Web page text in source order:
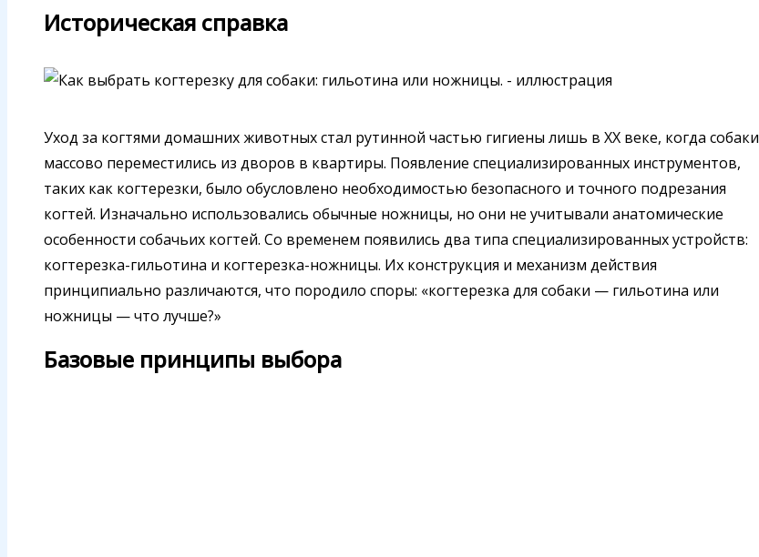
Историческая справка
Уход за когтями домашних животных стал рутинной частью гигиены лишь в XX веке, когда собаки
массово переместились из дворов в квартиры. Появление специализированных инструментов,
таких как когтерезки, было обусловлено необходимостью безопасного и точного подрезания
когтей. Изначально использовались обычные ножницы, но они не учитывали анатомические
особенности собачьих когтей. Со временем появились два типа специализированных устройств:
когтерезка-гильотина и когтерезка-ножницы. Их конструкция и механизм действия
принципиально различаются, что породило споры: «когтерезка для собаки — гильотина или
ножницы — что лучше?»
Базовые принципы выбора